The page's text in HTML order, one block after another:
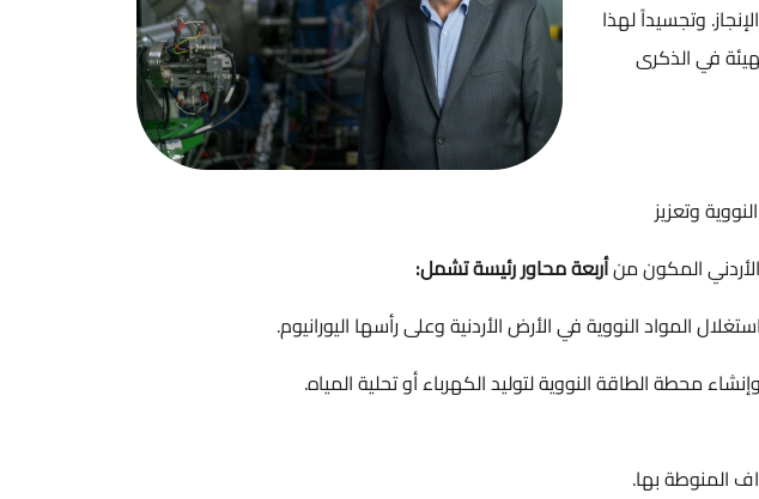
أربعة محاور رئيسة تشمل:
في الأرض الأردنية وعلى رأسها اليورانيوم.
لتوليد الكهرباء أو تحلية المياه.